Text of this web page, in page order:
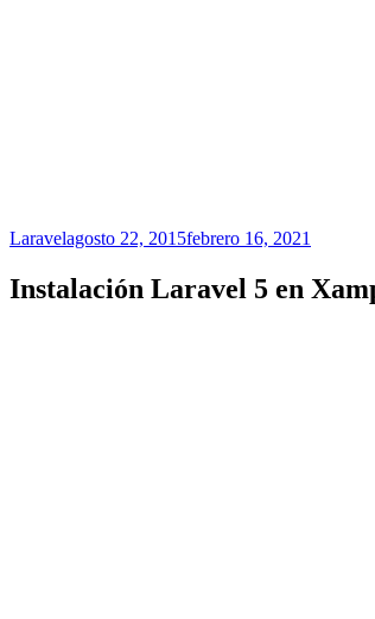
Laravelagosto 22, 2015febrero 16, 2021
Instalación Laravel 5 en